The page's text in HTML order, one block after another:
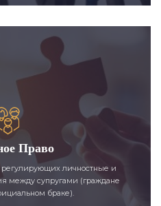
Право
регулирующих личностные и
между супругами (граждане
браке).